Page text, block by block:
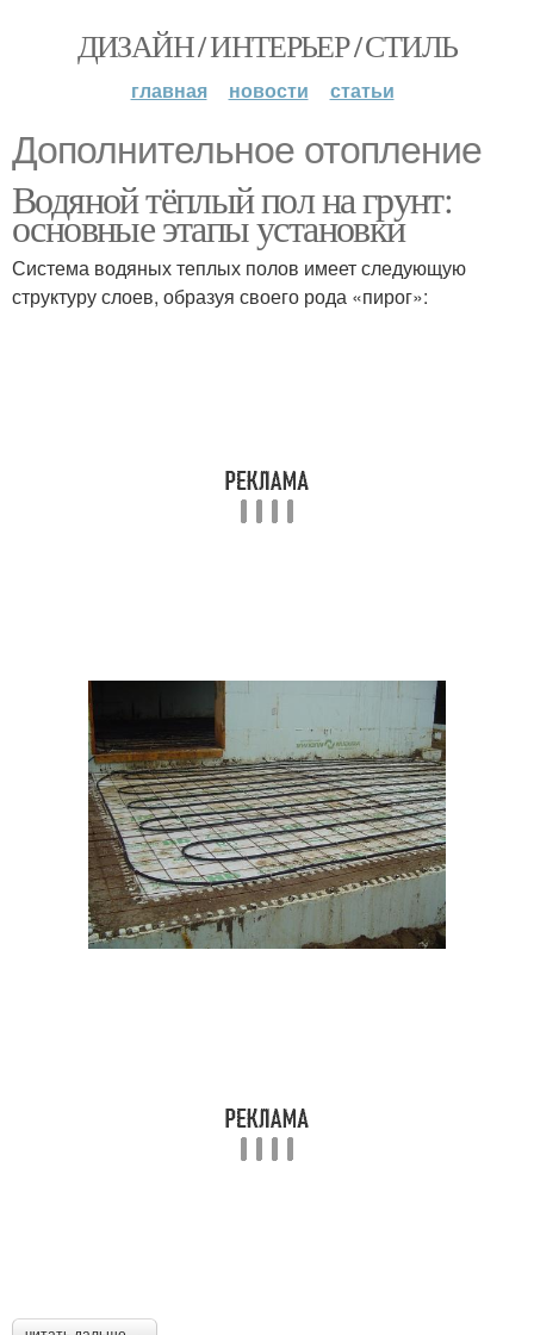
ДИЗАЙН / ИНТЕРЬЕР / СТИЛЬ
главная новости статьи
Дополнительное отопление
Водяной тёплый пол на грунт:
основные этапы установки
Система водяных теплых полов имеет следующую
структуру слоев, образуя своего рода «пирог»: